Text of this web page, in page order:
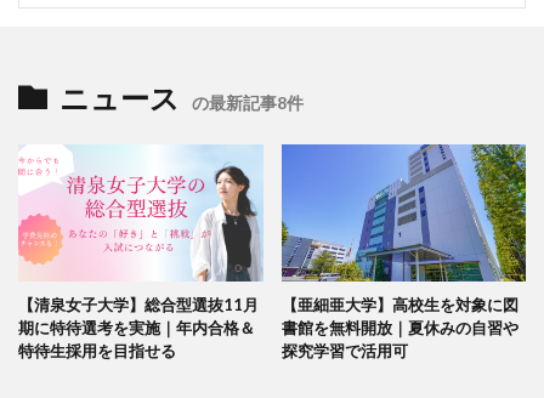
ニュース の最新記事8件
【清泉女子大学】総合型選抜11月
期に特待選考を実施｜年内合格＆
特待生採用を目指せる
【亜細亜大学】高校生を対象に図
書館を無料開放｜夏休みの自習や
探究学習で活用可